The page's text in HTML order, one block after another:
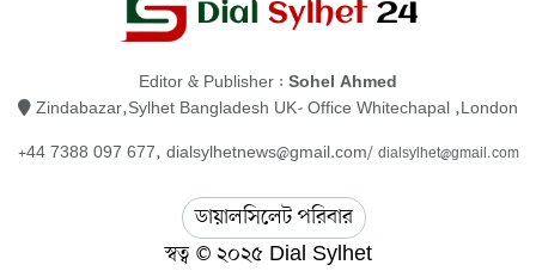
Editor & Publisher : Sohel Ahmed
Zindabazar,Sylhet Bangladesh UK- Office Whitechapal ,London
+44 7388 097 677, dialsylhetnews@gmail.com/ dialsylhet@gmail.com
ডায়ালসিলেট পরিবার
স্বত্ব © ২০২৫ Dial Sylhet